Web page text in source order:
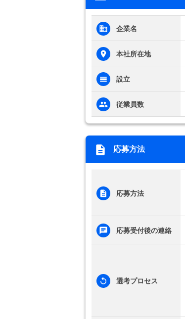
企業名
本社所在地
設立
従業員数
応募方法
応募方法
応募受付後の連絡
選考プロセス